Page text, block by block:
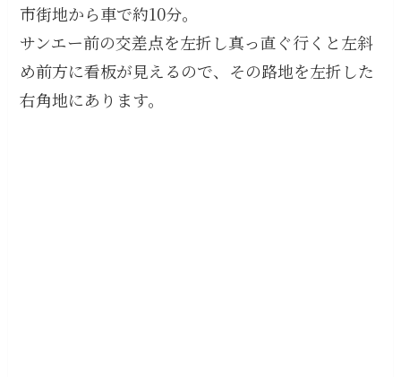
市街地から車で約10分。
サンエー前の交差点を左折し真っ直ぐ行くと左斜
め前方に看板が見えるので、その路地を左折した
右角地にあります。